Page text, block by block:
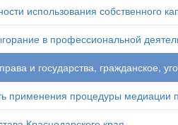
использования собственного
в профессиональной
и государства, гражданское,
применения процедуры медиации